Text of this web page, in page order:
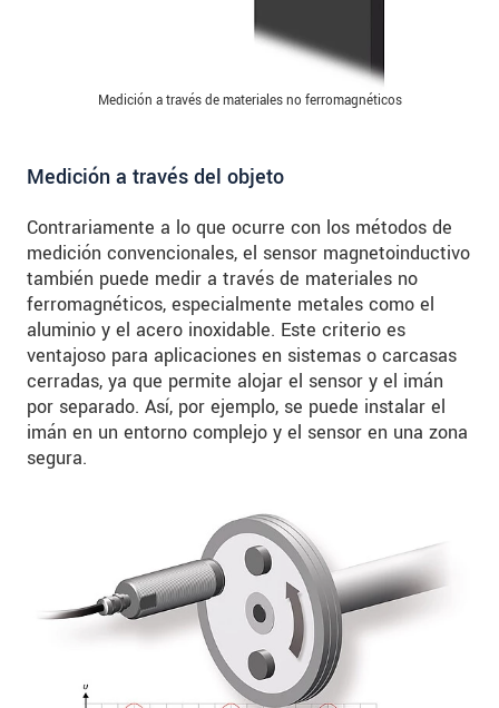
Medición a través de materiales no ferromagnéticos
Medición a través del objeto
Contrariamente a lo que ocurre con los métodos de
medición convencionales, el sensor magnetoinductivo
también puede medir a través de materiales no
ferromagnéticos, especialmente metales como el
aluminio y el acero inoxidable. Este criterio es
ventajoso para aplicaciones en sistemas o carcasas
cerradas, ya que permite alojar el sensor y el imán
por separado. Así, por ejemplo, se puede instalar el
imán en un entorno complejo y el sensor en una zona
segura.